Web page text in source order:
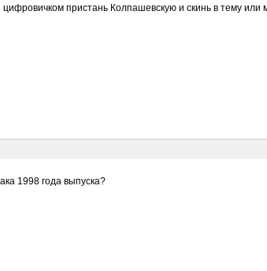
пристань Колпашевскую и скинь в тему или
1998 года выпуска?